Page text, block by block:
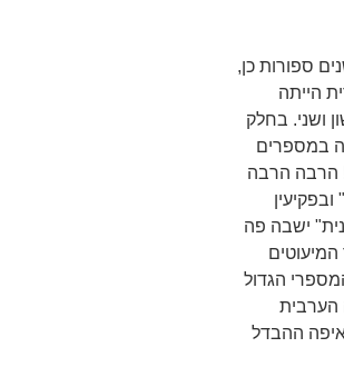
ספורות כן,
הייתה
ושני. בחלק
במספרים
הרבה הרבה
ישבה פה
הגדול
הערבית
אז איפה ההבדל